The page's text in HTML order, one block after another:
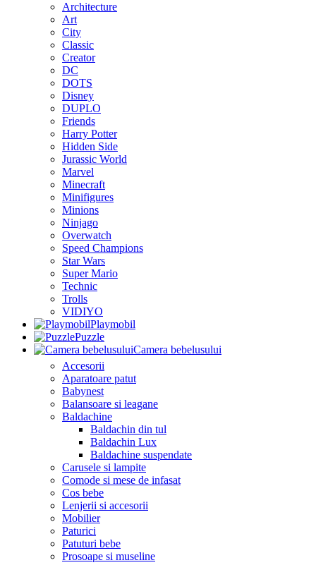
Architecture
Art
City
Classic
Creator
DC
DOTS
Disney
DUPLO
Friends
Harry Potter
Hidden Side
Jurassic World
Marvel
Minecraft
Minifigures
Minions
Ninjago
Overwatch
Speed Champions
Star Wars
Super Mario
Technic
Trolls
VIDIYO
Playmobil
Puzzle
Camera bebelusului
Accesorii
Aparatoare patut
Babynest
Balansoare si leagane
Baldachine
Baldachin din tul
Baldachin Lux
Baldachine suspendate
Carusele si lampite
Comode si mese de infasat
Cos bebe
Lenjerii si accesorii
Mobilier
Paturici
Patuturi bebe
Prosoape si museline